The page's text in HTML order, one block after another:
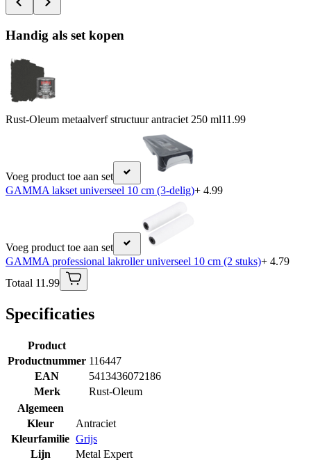
Handig als set kopen
Rust-Oleum metaalverf structuur antraciet 250 ml11.99
Voeg product toe aan set
GAMMA lakset universeel 10 cm (3-delig)+ 4.99
Voeg product toe aan set
GAMMA professional lakroller universeel 10 cm (2 stuks)+ 4.79
Totaal 11.99
Specificaties
Product
Productnummer 116447
EAN
5413436072186
Merk
Rust-Oleum
Algemeen
Kleur
Antraciet
Kleurfamilie Grijs
Lijn
Metal Expert